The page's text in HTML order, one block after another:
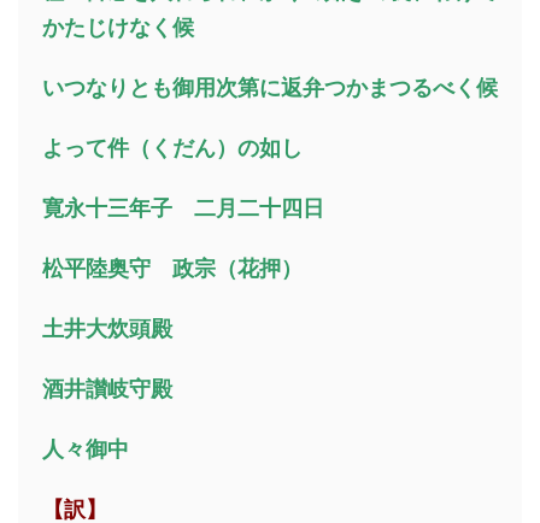
かたじけなく候
いつなりとも御用次第に返弁つかまつるべく候
よって件（くだん）の如し
寛永十三年子 二月二十四日
松平陸奥守 政宗（花押）
土井大炊頭殿
酒井讃岐守殿
人々御中
【訳】